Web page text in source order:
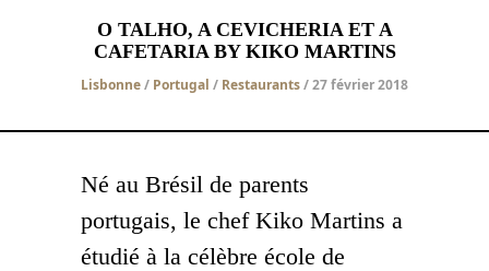
O TALHO, A CEVICHERIA ET A
CAFETARIA BY KIKO MARTINS
Lisbonne/ Portugal / Restaurants/ 27 février 2018
Né au Brésil de parents
portugais, le chef Kiko Martins a
étudié à la célèbre école de